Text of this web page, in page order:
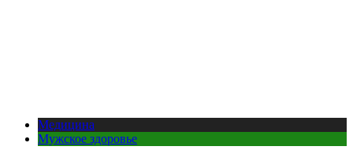
Медицина
Мужское здоровье